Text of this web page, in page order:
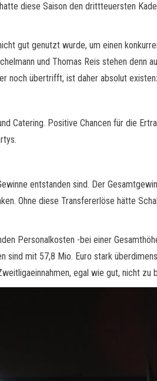
diese Saison den drittteuersten
gut genutzt wurde, um einen
und Thomas Reis stehen denn
noch übertrifft, ist daher absolut
Catering. Positive Chancen für die
entstanden sind. Der
Ohne diese Transfererlöse hätte
Personalkosten -bei einer
mit 57,8 Mio. Euro stark
egal wie gut, nicht zu